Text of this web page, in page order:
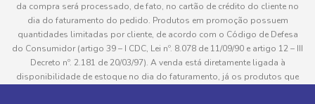
da compra será processado, de fato, no cartão de crédito do cliente no
dia do faturamento do pedido. Produtos em promoção possuem
quantidades limitadas por cliente, de acordo com o Código de Defesa
do Consumidor (artigo 39 – I CDC, Lei nº. 8.078 de 11/09/90 e artigo 12 – III
Decreto nº. 2.181 de 20/03/97). A venda está diretamente ligada à
disponibilidade de estoque no dia do faturamento, já os produtos que